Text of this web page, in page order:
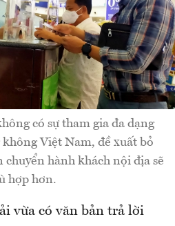
có sự tham gia đa dạng
Việt Nam, đề xuất bỏ
hành khách nội địa sẽ
hợp hơn.
vừa có văn bản trả lời